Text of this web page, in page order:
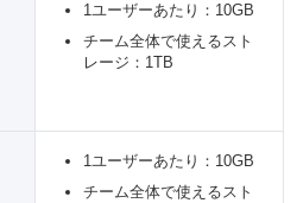
1ユーザーあたり：10GB
チーム全体で使えるスト
レージ：1TB
1ユーザーあたり：10GB
チーム全体で使えるスト